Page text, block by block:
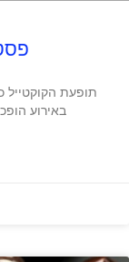
תופעת הקוקטייל
באירוע